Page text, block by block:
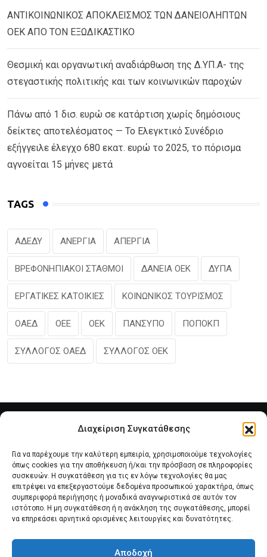
Διαχείριση Συγκατάθεσης
Για να παρέχουμε την καλύτερη εμπειρία, χρησιμοποιούμε τεχνολογίες
όπως cookies για την αποθήκευση ή/και την πρόσβαση σε πληροφορίες
συσκευών. Η συγκατάθεση για τις εν λόγω τεχνολογίες θα μας
επιτρέψει να επεξεργαστούμε δεδομένα προσωπικού χαρακτήρα, όπως
συμπεριφορά περιήγησης ή μοναδικά αναγνωριστικά σε αυτόν τον
ιστότοπο. Η μη συγκατάθεση ή η ανάκληση της συγκατάθεσης, μπορεί
να επηρεάσει αρνητικά ορισμένες λειτουργίες και δυνατότητες.
Αποδοχή
ΑΝΤΙΚΟΙΝΩΝΙΚΟΣ ΑΠΟΚΛΕΙΣΜΟΣ ΤΩΝ ΔΑΝΕΙΟΛΗΠΤΩΝ
ΟΕΚ ΑΠΟ ΤΟΝ ΕΞΩΔΙΚΑΣΤΙΚΟ
Θεσμική και οργανωτική αναδιάρθωση της Δ.ΥΠ.Α- της
στεγαστικής πολιτικής και των κοινωνικών παροχών
Πάνω από 1 δισ. ευρώ σε κατάρτιση χωρίς δημόσιους
δείκτες αποτελέσματος — Το Ελεγκτικό Συνέδριο
εξήγγειλε έλεγχο 680 εκατ. ευρώ το 2025, το πόρισμα
αγνοείται 15 μήνες μετά
TAGS
ΑΔΕΔΥ ΑΝΕΡΓΙΑ ΑΠΕΡΓΙΑ
ΒΡΕΦΟΝΗΠΙΑΚΟΙ ΣΤΑΘΜΟΙ ΔΑΝΕΙΑ ΟΕΚ ΔΥΠΑ
ΕΡΓΑΤΙΚΕΣ ΚΑΤΟΙΚΙΕΣ ΚΟΙΝΩΝΙΚΟΣ ΤΟΥΡΙΣΜΟΣ
ΟΑΕΔ ΟΕΕ ΟΕΚ ΠΑΝΣΥΠΟ ΠΟΠΟΚΠ
ΣΥΛΛΟΓΟΣ ΟΑΕΔ ΣΥΛΛΟΓΟΣ ΟΕΚ
Αρχική Νέα του Συλλόγου Θέματα e-Magazino